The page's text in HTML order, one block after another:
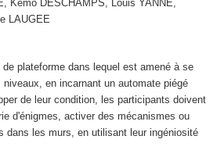
plateforme dans lequel est amené à se
en incarnant un automate piégé
de leur condition, les participants doivent
d'énigmes, activer des mécanismes ou
dans les murs, en utilisant leur ingéniosité